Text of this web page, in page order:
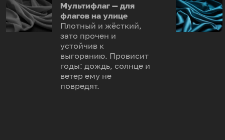
Мультифлаг — для
флагов на улице
Плотный и жёсткий,
зато прочен и
устойчив к
выгоранию. Провисит
годы: дождь, солнце и
ветер ему не
повредят.